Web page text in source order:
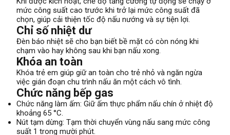
mức công suất cao trước khi trở lại mức công suất đã
chọn, giúp cải thiện tốc độ nấu nướng và sự tiện lợi.
Chỉ số nhiệt dư
Đèn báo nhiệt sẽ cho bạn biết bề mặt có còn nóng khi
chạm vào hay không sau khi bạn nấu xong.
Khóa an toàn
Khóa trẻ em giúp giữ an toàn cho trẻ nhỏ và ngăn ngừa
việc gián đoạn chu trình nấu ăn một cách vô tình.
Chức năng bếp gas
Chức năng làm ấm: Giữ ấm thực phẩm nấu chín ở nhiệt độ
khoảng 65 °C.
Nút tạm dừng: Tạm thời chuyển vùng nấu sang mức công
suất 1 trong mười phút.